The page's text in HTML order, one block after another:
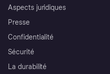
Aspects juridiques
Presse
Confidentialité
Sécurité
La durabilité